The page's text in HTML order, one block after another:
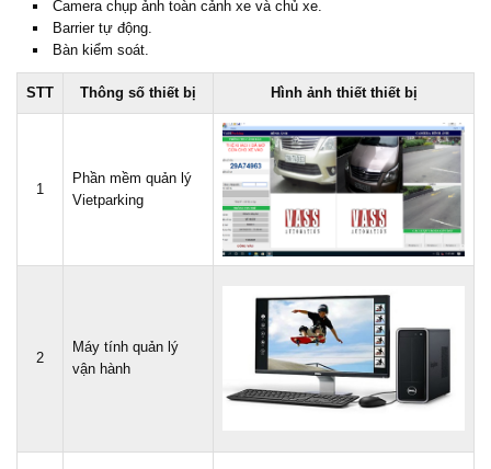
Camera chụp ảnh toàn cảnh xe và chủ xe.
Barrier tự động.
Bàn kiểm soát.
STT Thông số thiết bị Hình ảnh thiết thiết bị
1
Phần mềm quản lý
Vietparking
2
Máy tính quản lý
vận hành